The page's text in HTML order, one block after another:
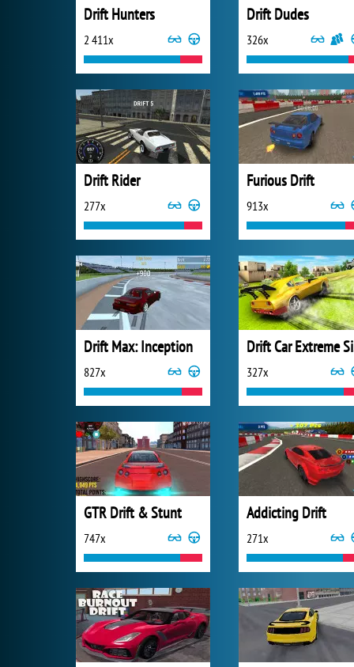
Drift Hunters
2 411x
Drift Dudes
326x
Drift Rider
277x
Furious Drift
913x
Drift Max: Inception
827x 327x
GTR Drift & Stunt
747x
Addicting Drift
271x